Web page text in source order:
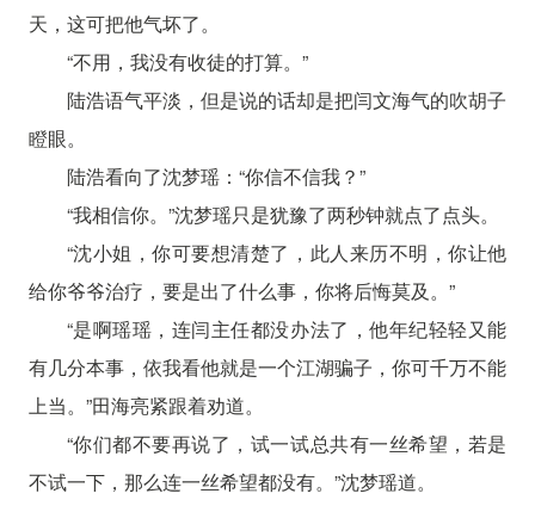
天，这可把他气坏了。
“不用，我没有收徒的打算。”
陆浩语气平淡，但是说的话却是把闫文海气的吹胡子
瞪眼。
陆浩看向了沈梦瑶：“你信不信我？”
“我相信你。”沈梦瑶只是犹豫了两秒钟就点了点头。
“沈小姐，你可要想清楚了，此人来历不明，你让他
给你爷爷治疗，要是出了什么事，你将后悔莫及。”
“是啊瑶瑶，连闫主任都没办法了，他年纪轻轻又能
有几分本事，依我看他就是一个江湖骗子，你可千万不能
上当。”田海亮紧跟着劝道。
“你们都不要再说了，试一试总共有一丝希望，若是
不试一下，那么连一丝希望都没有。”沈梦瑶道。